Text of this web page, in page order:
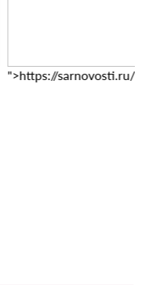
">https://sarnovosti.ru/7/